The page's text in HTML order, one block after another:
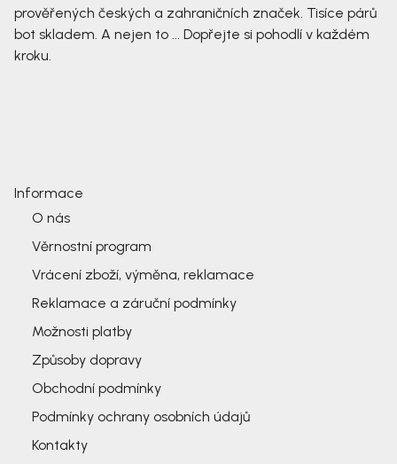
prověřených českých a zahraničních značek. Tisíce párů
bot skladem. A nejen to ... Dopřejte si pohodlí v každém
kroku.
Informace
O nás
Věrnostní program
Vrácení zboží, výměna, reklamace
Reklamace a záruční podmínky
Možnosti platby
Způsoby dopravy
Obchodní podmínky
Podmínky ochrany osobních údajů
Kontakty